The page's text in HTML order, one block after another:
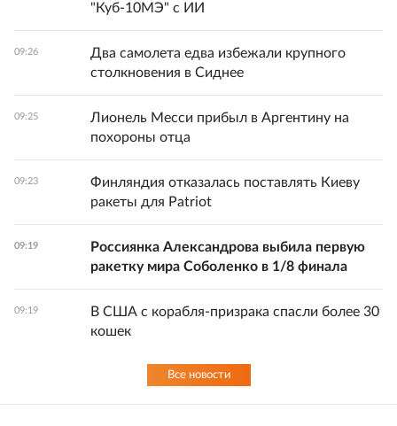
"Куб-10МЭ" с ИИ
09:26
Два самолета едва избежали крупного
столкновения в Сиднее
09:25
Лионель Месси прибыл в Аргентину на
похороны отца
09:23
Финляндия отказалась поставлять Киеву
ракеты для Patriot
09:19
Россиянка Александрова выбила первую
ракетку мира Соболенко в 1/8 финала
09:19
В США с корабля-призрака спасли более 30
кошек
Все новости